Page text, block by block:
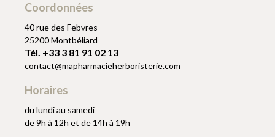
Coordonnées
40 rue des Febvres
25200 Montbéliard
Tél. +33 3 81 91 02 13
contact@mapharmacieherboristerie.com
Horaires
du lundi au samedi
de 9h à 12h et de 14h à 19h